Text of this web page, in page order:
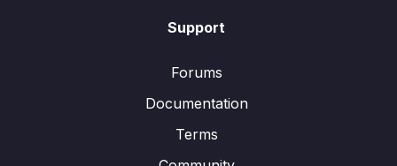
Support
Forums
Documentation
Terms